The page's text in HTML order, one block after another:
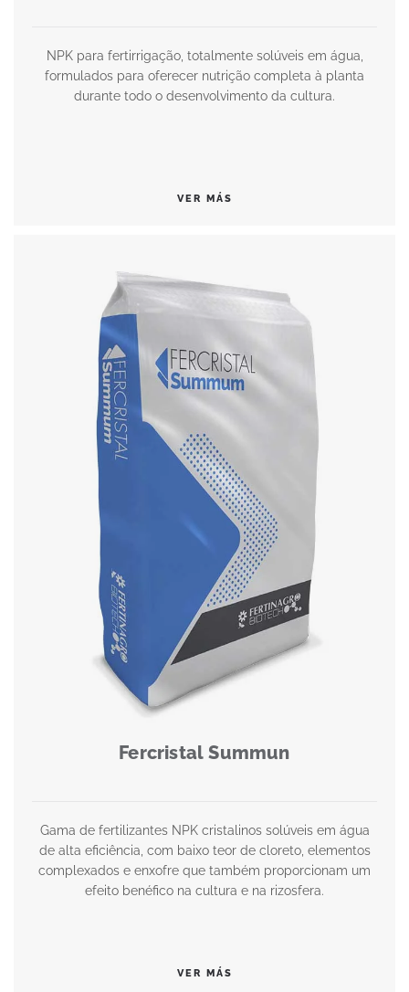
NPK para fertirrigação, totalmente solúveis em água,
formulados para oferecer nutrição completa à planta
durante todo o desenvolvimento da cultura.
VER MÁS
Fercristal Summun
Gama de fertilizantes NPK cristalinos solúveis em água
de alta eficiência, com baixo teor de cloreto, elementos
complexados e enxofre que também proporcionam um
efeito benéfico na cultura e na rizosfera.
VER MÁS